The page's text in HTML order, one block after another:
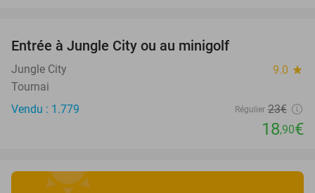
Entrée à Jungle City ou au minigolf
Jungle City 9.0 star
Tournai
Vendu : 1.779
Régulier 23€
18,90€